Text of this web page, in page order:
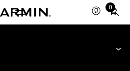
0
Total
items
cart: